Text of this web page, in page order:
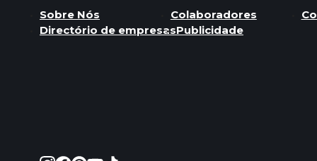
Sobre Nós Colaboradores
Directório de empresasPublicidade